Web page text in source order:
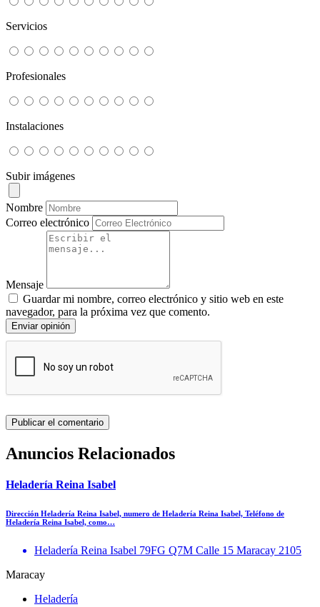
Servicios
Profesionales
Instalaciones
Subir imágenes
Nombre
Correo electrónico
Mensaje
Guardar mi nombre, correo electrónico y sitio web en este
navegador, para la próxima vez que comento.
Enviar opinión
Anuncios Relacionados
Heladería Reina Isabel
Dirección Heladería Reina Isabel, numero de Heladería Reina Isabel, Teléfono de
Heladería Reina Isabel, como…
Heladería Reina Isabel 79FG Q7M Calle 15 Maracay 2105
Maracay
Heladería